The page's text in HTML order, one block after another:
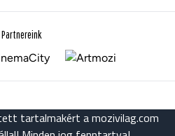
Partnereink
tartalmakért a mozivilag.com